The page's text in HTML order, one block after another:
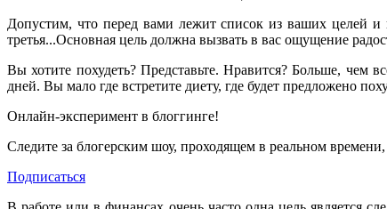
Допустим, что перед вами лежит список из ваших целей и
третья...Основная цель должна вызвать в вас ощущение
Вы хотите похудеть? Представьте. Нравится? Больше, чем
дней. Вы мало где встретите диету, где будет предложено
Онлайн-эксперимент в блоггинге!
Следите за блогерским шоу, проходящем в реальном времени,
Подписаться